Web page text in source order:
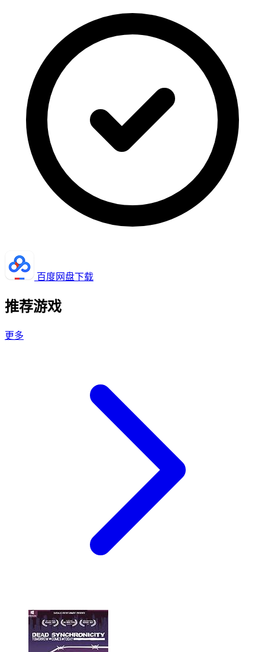
百度网盘下载
推荐游戏
更多